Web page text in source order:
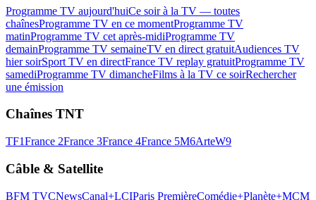
Programme TV aujourd'huiCe soir à la TV — toutes
chaînesProgramme TV en ce momentProgramme TV
matinProgramme TV cet après-midiProgramme TV
demainProgramme TV semaineTV en direct gratuitAudiences TV
hier soirSport TV en directFrance TV replay gratuitProgramme TV
samediProgramme TV dimancheFilms à la TV ce soirRechercher
une émission
Chaînes TNT
TF1France 2France 3France 4France 5M6ArteW9
Câble & Satellite
BFM TVCNewsCanal+LCIParis PremièreComédie+Planète+MCM